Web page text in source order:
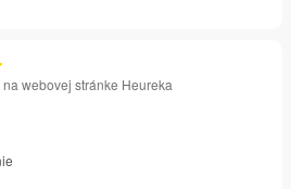
webovej stránke Heureka